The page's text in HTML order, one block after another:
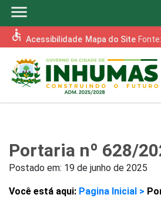
menu
accessible Acessibilidade Mapa do Site Fonte:
Portaria nº 628/
Postado em: 19 de junho de 2025
Você está aqui: Pagina Inicial >